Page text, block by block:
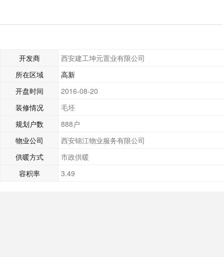
开发商
西安建工坤元置业有限公司
所在区域
高新
开盘时间
2016-08-20
装修情况
毛坯
规划户数
888户
物业公司
西安锦江物业服务有限公司
供暖方式
市政供暖
容积率
3.49